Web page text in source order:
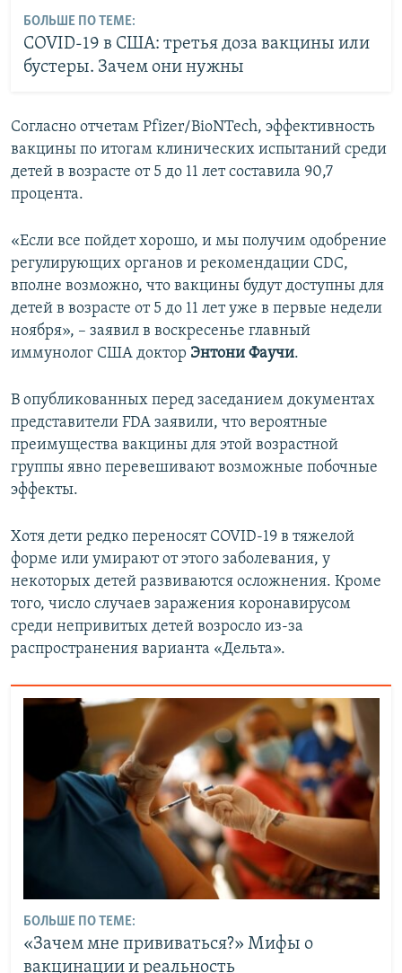
БОЛЬШЕ ПО ТЕМЕ:
COVID-19 в США: третья доза вакцины или
бустеры. Зачем они нужны
Согласно отчетам Pfizer/BioNTech, эффективность
вакцины по итогам клинических испытаний среди
детей в возрасте от 5 до 11 лет составила 90,7
процента.
«Если все пойдет хорошо, и мы получим одобрение
регулирующих органов и рекомендации CDC,
вполне возможно, что вакцины будут доступны для
детей в возрасте от 5 до 11 лет уже в первые недели
ноября», – заявил в воскресенье главный
иммунолог США доктор Энтони Фаучи.
В опубликованных перед заседанием документах
представители FDA заявили, что вероятные
преимущества вакцины для этой возрастной
группы явно перевешивают возможные побочные
эффекты.
Хотя дети редко переносят COVID-19 в тяжелой
форме или умирают от этого заболевания, у
некоторых детей развиваются осложнения. Кроме
того, число случаев заражения коронавирусом
среди непривитых детей возросло из-за
распространения варианта «Дельта».
БОЛЬШЕ ПО ТЕМЕ:
«Зачем мне прививаться?» Мифы о
вакцинации и реальность